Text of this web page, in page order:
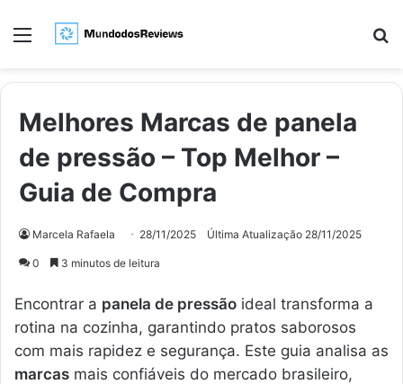
Menu
Melhores Marcas de panela
de pressão – Top Melhor –
Guia de Compra
Marcela Rafaela 28/11/2025 Última Atualização 28/11/2025
0 3 minutos de leitura
Encontrar a panela de pressão ideal transforma a
rotina na cozinha, garantindo pratos saborosos
com mais rapidez e segurança. Este guia analisa as
marcas mais confiáveis do mercado brasileiro,